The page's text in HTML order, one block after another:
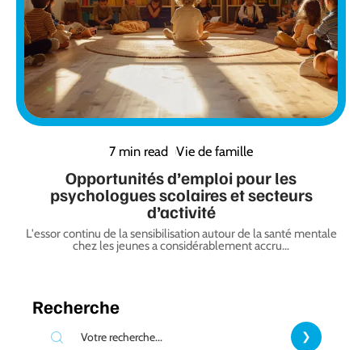
7 min read Vie de famille
Opportunités d’emploi pour les
psychologues scolaires et secteurs
d’activité
L'essor continu de la sensibilisation autour de la santé mentale
chez les jeunes a considérablement accru…
Recherche